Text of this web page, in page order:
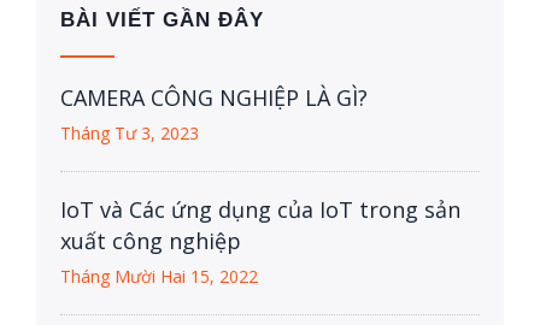
BÀI VIẾT GẦN ĐÂY
CAMERA CÔNG NGHIỆP LÀ GÌ?
Tháng Tư 3, 2023
IoT và Các ứng dụng của IoT trong sản
xuất công nghiệp
Tháng Mười Hai 15, 2022